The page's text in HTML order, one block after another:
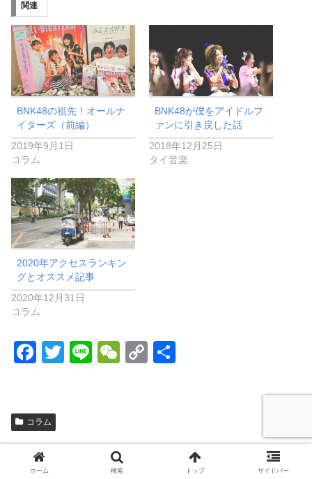
関連
BNK48の祖先！オールナ
イターズ（前編）
2019年9月1日
コラム
BNK48が僕をアイドルフ
ァンに引き戻した話
2018年12月25日
タイ音楽
2020年アクセスランキン
グとオススメ記事
2020年12月31日
コラム
F
e
b
o
T
Li
W
at
C
Li
コラム
スポンサーリンク
ホーム 検索 トップ サイドバー